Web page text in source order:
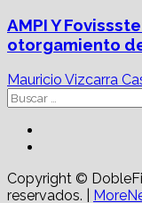
AMPI Y
otorgamiento
Mauricio Vizcarra
Buscar:
Copyright ©
reservados.